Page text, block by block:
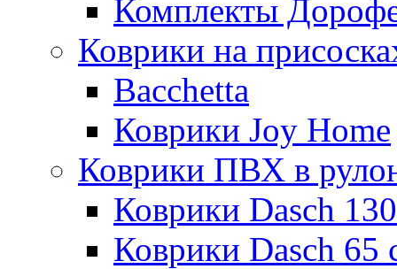
Комплекты
Коврики на
Bacchetta
Коврики Joy Home
Коврики ПВХ в
Коврики Dasch
Коврики Dasch 65